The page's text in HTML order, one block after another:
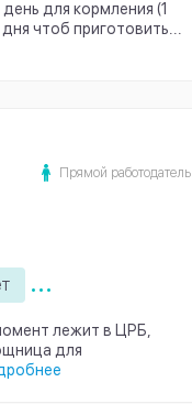
для кормления (1
чтоб приготовить...
Прямой работодатель
...
лежит в ЦРБ,
для